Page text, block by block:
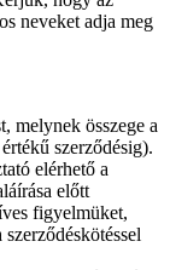
neveket adja meg
melynek összege a
szerződésig).
elérhető a
előtt
figyelmüket,